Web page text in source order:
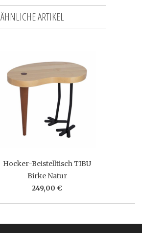
ÄHNLICHE ARTIKEL
Hocker-Beistelltisch TIBU
Birke Natur
249,00 €